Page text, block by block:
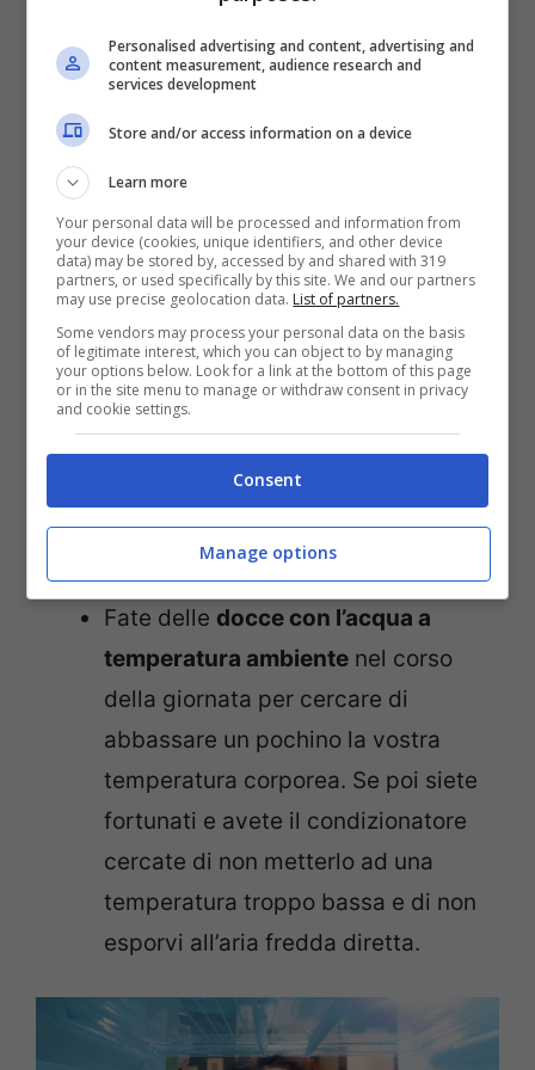
anche con le tapparelle abbassate
eviterete che il sole cocente scaldi
ulteriormente i muri e le pareti della
vostra abitazione rendendola quasi
una sauna.
Cercate di mangiare molta frutta
fresca e verdure allo scopo di
reintegrare isali mineralipersi
durante la giornata per colpa del
sudore. Evitate invece alimenti
pesanti o che vi impegnino
particolarmente nella digestione
sensazione di caldo ancora più
forte.
Fate delle docce con l’acqua a
temperatura ambiente nel corso
della giornata per cercare di
abbassare un pochino la vostra
temperatura corporea. Se poi siete
fortunati e avete il condizionatore
cercate di non metterlo ad una
temperatura troppo bassa e di non
esporvi all’aria fredda diretta.
Personalised advertising and content, advertising and
content measurement, audience research and
services development
Store and/or access information on a device
Learn more
Your personal data will be processed and information from
your device (cookies, unique identifiers, and other device
data) may be stored by, accessed by and shared with 319
partners, or used specifically by this site. We and our partners
may use precise geolocation data. List of partners.
Some vendors may process your personal data on the basis
of legitimate interest, which you can object to by managing
your options below. Look for a link at the bottom of this page
or in the site menu to manage or withdraw consent in privacy
and cookie settings.
Consent
Manage options